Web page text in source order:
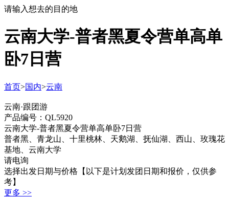
请输入想去的目的地
云南大学-普者黑夏令营单高单
卧7日营
首页>国内>云南
云南·跟团游
产品编号：QL5920
云南大学-普者黑夏令营单高单卧7日营
普者黑、青龙山、十里桃林、天鹅湖、抚仙湖、西山、玫瑰花
基地、云南大学
请电询
选择出发日期与价格 【以下是计划发团日期和报价，仅供参
考】
更多 >>